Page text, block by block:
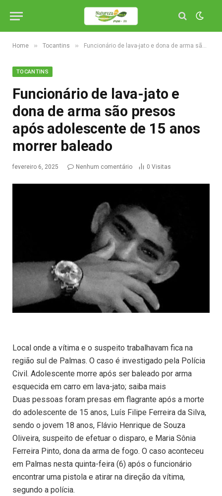
Home » Tocantins » Funcionário de lava-jato e dona de arma são presos após adolescente de 15 anos morrer baleado
TOCANTINS
Funcionário de lava-jato e
dona de arma são presos
após adolescente de 15 anos
morrer baleado
fevereiro 6, 2025 Nenhum comentário 0 Visitas
Local onde a vítima e o suspeito trabalhavam fica na
região sul de Palmas. O caso é investigado pela Polícia
Civil. Adolescente morre após ser baleado por arma
esquecida em carro em lava-jato; saiba mais
Duas pessoas foram presas em flagrante após a morte
do adolescente de 15 anos, Luís Filipe Ferreira da Silva,
sendo o jovem 18 anos, Flávio Henrique de Souza
Oliveira, suspeito de efetuar o disparo, e Maria Sônia
Ferreira Pinto, dona da arma de fogo. O caso aconteceu
em Palmas nesta quinta-feira (6) após o funcionário
encontrar uma pistola e atirar na direção da vítima,
segundo a polícia.